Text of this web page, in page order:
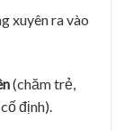
xuyên ra vào
(chăm trẻ,
định).